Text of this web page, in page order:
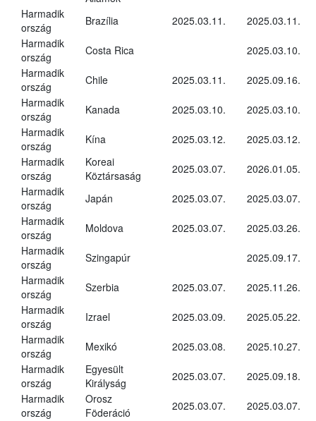
Harmadik
ország
Brazília 2025.03.11.
2025.03.11.
Harmadik
ország
Costa Rica
2025.03.10.
Harmadik
ország
Chile 2025.03.11.
2025.09.16.
Harmadik
ország
Kanada 2025.03.10.
2025.03.10.
Harmadik
ország
Kína 2025.03.12.
2025.03.12.
Harmadik
ország
Koreai
Köztársaság
2025.03.07.
2026.01.05.
Harmadik
ország
Japán 2025.03.07.
2025.03.07.
Harmadik
ország
Moldova 2025.03.07.
2025.03.26.
Harmadik
ország
Szingapúr
2025.09.17.
Harmadik
ország
Szerbia 2025.03.07.
2025.11.26.
Harmadik
ország
Izrael 2025.03.09.
2025.05.22.
Harmadik
ország
Mexikó 2025.03.08.
2025.10.27.
Harmadik
ország
Egyesült
Királyság
2025.03.07.
2025.09.18.
Harmadik
ország
Orosz
Föderáció
2025.03.07. 2025.03.07.